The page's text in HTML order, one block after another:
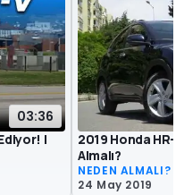
03:36
|
2019 Honda HR-
Almalı?
NEDEN ALMALI?
24 May 2019